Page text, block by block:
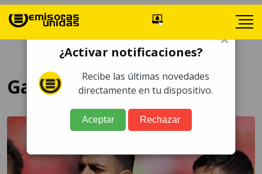
Gales contra Irán
×
¿Activar notificaciones?
Recibe las últimas novedades
directamente en tu dispositivo.
Aceptar Rechazar